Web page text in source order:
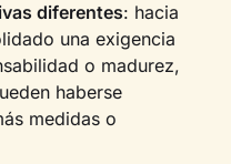
diferentes: hacia
una exigencia
o madurez,
haberse
medidas o